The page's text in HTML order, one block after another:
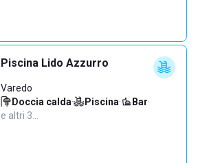
Piscina Lido Azzurro
Varedo
Doccia calda· Piscina· Bar·
e altri 3…